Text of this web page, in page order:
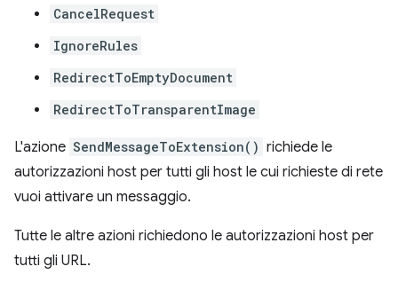
CancelRequest
IgnoreRules
RedirectToEmptyDocument
RedirectToTransparentImage
L'azione SendMessageToExtension() richiede le
autorizzazioni host per tutti gli host le cui richieste di rete
vuoi attivare un messaggio.
Tutte le altre azioni richiedono le autorizzazioni host per
tutti gli URL.